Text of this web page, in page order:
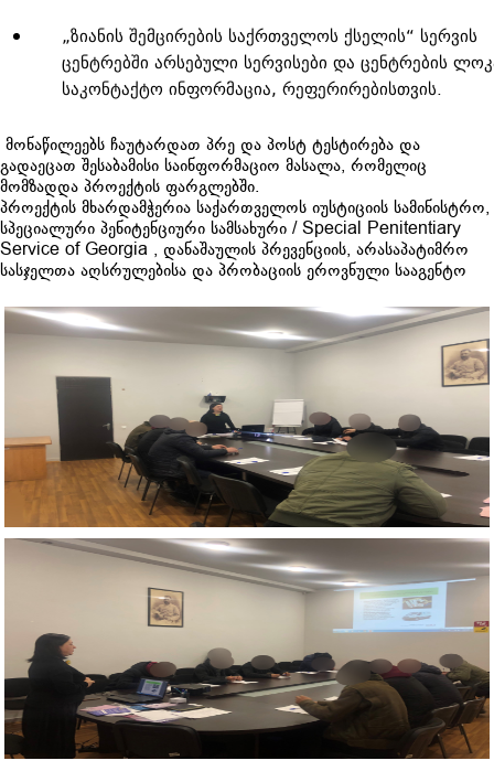
„ზიანის შემცირების საქრთველოს ქსელის“ სერვის
ცენტრებში არსებული სერვისები და ცენტრების
საკონტაქტო ინფორმაცია, რეფერირებისთვის.
მონაწილეებს ჩაუტარდათ პრე და პოსტ ტესტირება და
გადაეცათ შესაბამისი საინფორმაციო მასალა, რომელიც
მომზადდა პროექტის ფარგლებში.
პროექტის მხარდამჭერია საქართველოს იუსტიციის სამინისტრო,
სპეციალური პენიტენციური სამსახური / Special Penitentiary
Service of Georgia , დანაშაულის პრევენციის, არასაპატიმრო
სასჯელთა აღსრულებისა და პრობაციის ეროვნული სააგენტო